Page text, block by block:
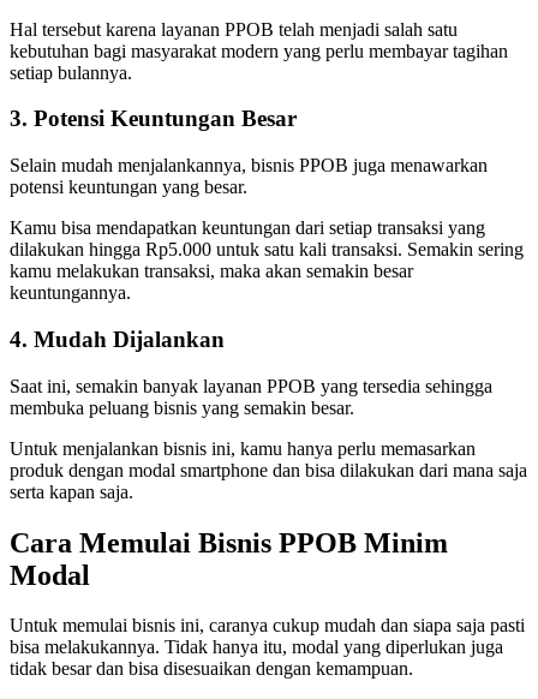
Hal tersebut karena layanan PPOB telah menjadi salah satu
kebutuhan bagi masyarakat modern yang perlu membayar tagihan
setiap bulannya.
3. Potensi Keuntungan Besar
Selain mudah menjalankannya, bisnis PPOB juga menawarkan
potensi keuntungan yang besar.
Kamu bisa mendapatkan keuntungan dari setiap transaksi yang
dilakukan hingga Rp5.000 untuk satu kali transaksi. Semakin sering
kamu melakukan transaksi, maka akan semakin besar
keuntungannya.
4. Mudah Dijalankan
Saat ini, semakin banyak layanan PPOB yang tersedia sehingga
membuka peluang bisnis yang semakin besar.
Untuk menjalankan bisnis ini, kamu hanya perlu memasarkan
produk dengan modal smartphone dan bisa dilakukan dari mana saja
serta kapan saja.
Cara Memulai Bisnis PPOB Minim
Modal
Untuk memulai bisnis ini, caranya cukup mudah dan siapa saja pasti
bisa melakukannya. Tidak hanya itu, modal yang diperlukan juga
tidak besar dan bisa disesuaikan dengan kemampuan.